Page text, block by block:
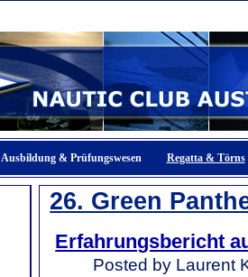
Ausbildung & Prüfungswesen Regatta & Törns
26. Green
Erfahrungsbericht
Posted by Laurent